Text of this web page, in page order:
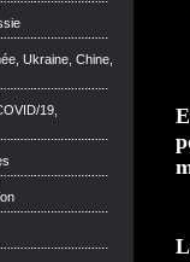
Ukraine, Chine,
19,